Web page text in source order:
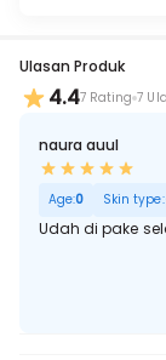
Ulasan Produk
4.47 Rating 7
naura auul
Age:0 Skin type:
Udah di pake